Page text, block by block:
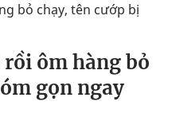
bỏ chạy, tên cướp bị
ôm hàng bỏ
gọn ngay